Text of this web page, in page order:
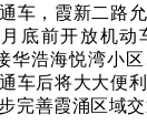
车，霞新二路
底前开放机动
华浩海悦湾小
车后将大大便
完善霞涌区域交